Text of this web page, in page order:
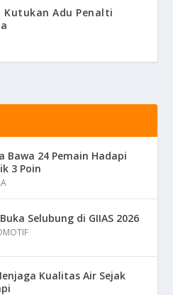
Adu Penalti
Bawa 24 Pemain Hadapi
3 Poin
Selubung di GIIAS 2026
Kualitas Air Sejak